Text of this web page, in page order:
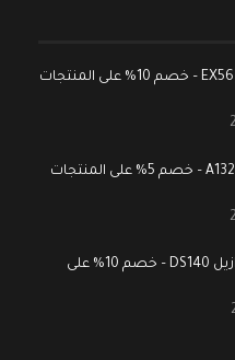
كود خصم سبورتر EX56 – خصم 10% على المنتجات
كود خصم وايتس A132 – خصم 5% على المنتجات
كود خصم مترو برازيل DS140 – خصم 10% على